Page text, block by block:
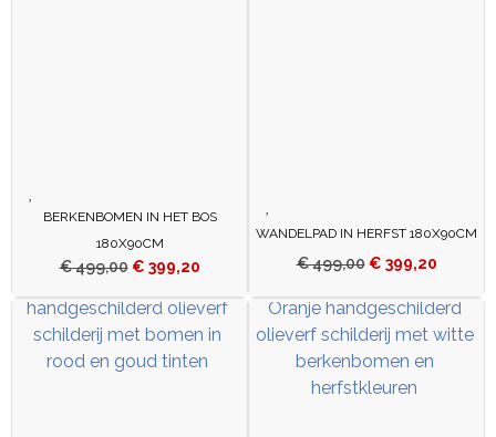
BERKENBOMEN IN HET BOS
180X90CM
€499,00 € 399,20
WANDELPAD IN HERFST 180X90CM
€499,00 € 399,20